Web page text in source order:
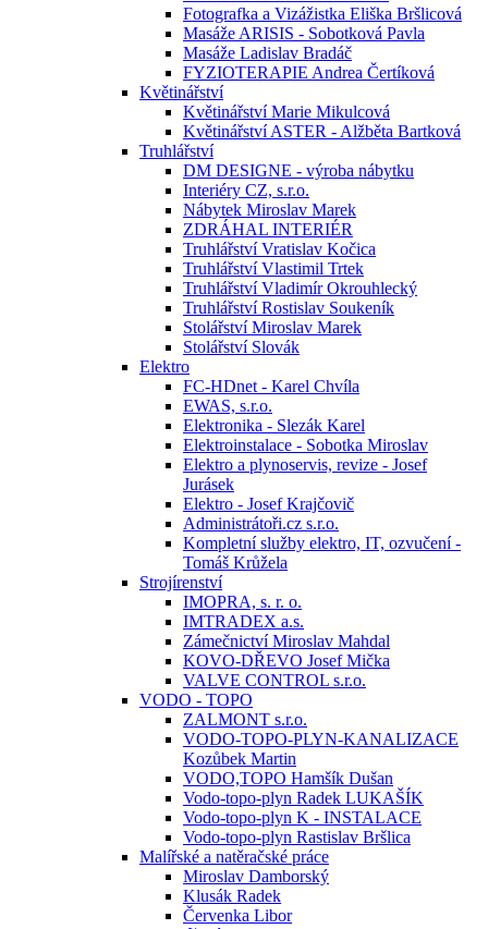
Fotografka a Vizážistka Eliška Bršlicová
Masáže ARISIS - Sobotková Pavla
Masáže Ladislav Bradáč
FYZIOTERAPIE Andrea Čertíková
Květinářství
Květinářství Marie Mikulcová
Květinářství ASTER - Alžběta Bartková
Truhlářství
DM DESIGNE - výroba nábytku
Interiéry CZ, s.r.o.
Nábytek Miroslav Marek
ZDRÁHAL INTERIÉR
Truhlářství Vratislav Kočica
Truhlářství Vlastimil Trtek
Truhlářství Vladimír Okrouhlecký
Truhlářství Rostislav Soukeník
Stolářství Miroslav Marek
Stolářství Slovák
Elektro
FC-HDnet - Karel Chvíla
EWAS, s.r.o.
Elektronika - Slezák Karel
Elektroinstalace - Sobotka Miroslav
Elektro a plynoservis, revize - Josef
Jurásek
Elektro - Josef Krajčovič
Administrátoři.cz s.r.o.
Kompletní služby elektro, IT, ozvučení -
Tomáš Krůžela
Strojírenství
IMOPRA, s. r. o.
IMTRADEX a.s.
Zámečnictví Miroslav Mahdal
KOVO-DŘEVO Josef Mička
VALVE CONTROL s.r.o.
VODO - TOPO
ZALMONT s.r.o.
VODO-TOPO-PLYN-KANALIZACE
Kozůbek Martin
VODO,TOPO Hamšík Dušan
Vodo-topo-plyn Radek LUKAŠÍK
Vodo-topo-plyn K - INSTALACE
Vodo-topo-plyn Rastislav Bršlica
Malířské a natěračské práce
Miroslav Damborský
Klusák Radek
Červenka Libor